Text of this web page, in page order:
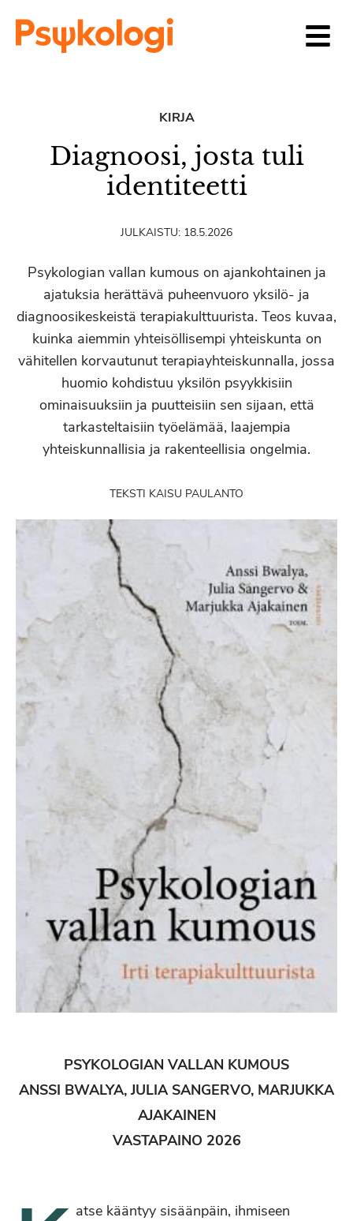
KIRJA
Diagnoosi, josta tuli
identiteetti
JULKAISTU: 18.5.2026
Psykologian vallan kumous on ajankohtainen ja
ajatuksia herättävä puheenvuoro yksilö- ja
diagnoosikeskeistä terapiakulttuurista. Teos kuvaa,
kuinka aiemmin yhteisöllisempi yhteiskunta on
vähitellen korvautunut terapiayhteiskunnalla, jossa
huomio kohdistuu yksilön psyykkisiin
ominaisuuksiin ja puutteisiin sen sijaan, että
tarkasteltaisiin työelämää, laajempia
yhteiskunnallisia ja rakenteellisia ongelmia.
TEKSTI KAISU PAULANTO
PSYKOLOGIAN VALLAN KUMOUS
ANSSI BWALYA, JULIA SANGERVO, MARJUKKA
AJAKAINEN
VASTAPAINO 2026
atse kääntyy sisäänpäin, ihmiseen